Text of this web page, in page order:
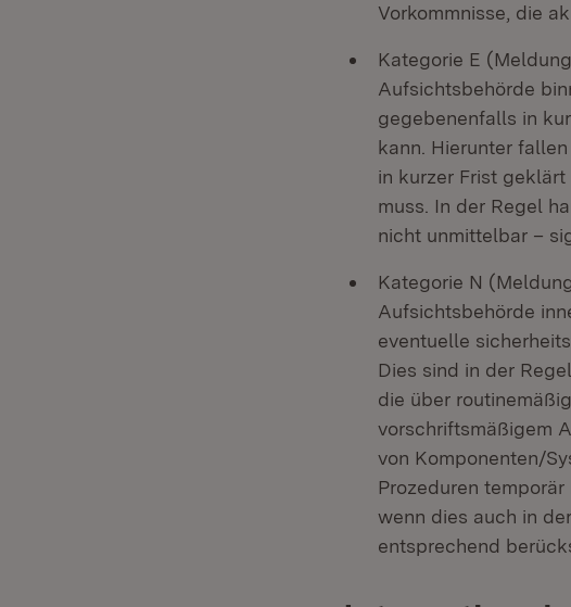
Vorkommnisse, die
Kategorie E
Aufsichtsbehörde
gegebenenfalls in
kann. Hierunter
in kurzer Frist
muss. In der Regel
nicht unmittelbar –
Kategorie N
Aufsichtsbehörde
eventuelle
Dies sind in der
die über
vorschriftsmäßigem
von Komponenten/
Prozeduren
wenn dies auch in
entsprechend